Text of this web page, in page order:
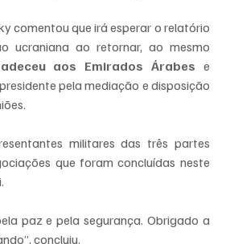
comentou que irá esperar o relatório
ucraniana ao retornar, ao mesmo
aos Emirados Árabes e
pela mediação e disposição
militares das três partes
que foram concluídas neste
paz e pela segurança. Obrigado a
concluiu.